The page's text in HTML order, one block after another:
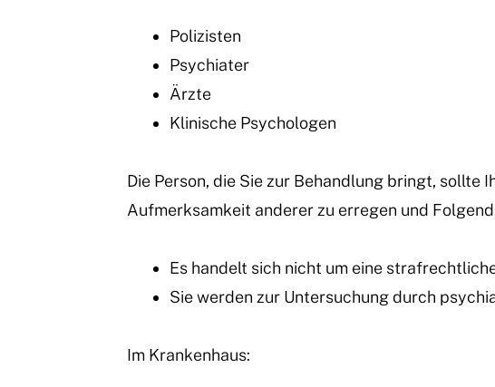
Polizisten
Psychiater
Ärzte
Klinische Psychologen
Die Person, die Sie zur Behandlung bringt, sollte
Aufmerksamkeit anderer zu erregen und
Es handelt sich nicht um eine
Sie werden zur Untersuchung durch
Im Krankenhaus: